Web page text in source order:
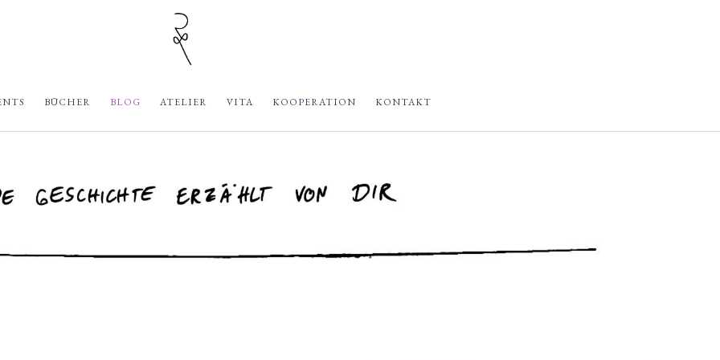
BÜCHER BLOG ATELIER VITA KOOPERATION KONTAKT